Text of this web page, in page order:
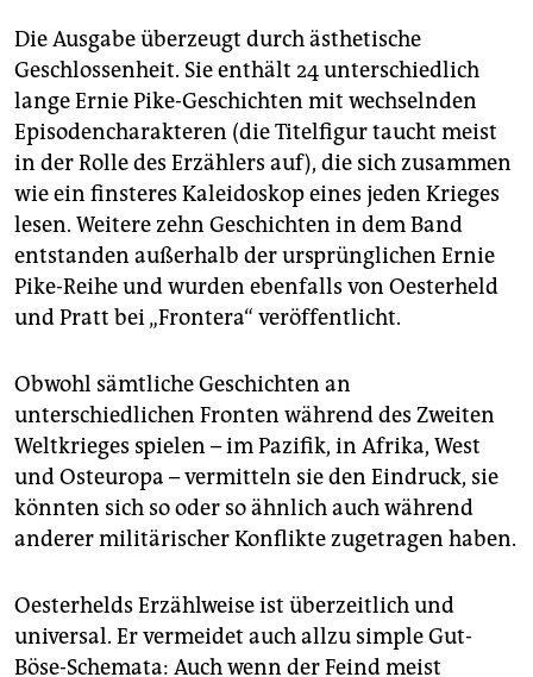
Die Ausgabe überzeugt durch ästhetische
Geschlossenheit. Sie enthält 24 unterschiedlich
lange Ernie Pike-Geschichten mit wechselnden
Episodencharakteren (die Titelfigur taucht meist
in der Rolle des Erzählers auf), die sich zusammen
wie ein finsteres Kaleidoskop eines jeden Krieges
lesen. Weitere zehn Geschichten in dem Band
entstanden außerhalb der ursprünglichen Ernie
Pike-Reihe und wurden ebenfalls von Oesterheld
und Pratt bei „Frontera“ veröffentlicht.
Obwohl sämtliche Geschichten an
unterschiedlichen Fronten während des Zweiten
Weltkrieges spielen – im Pazifik, in Afrika, West
und Osteuropa – vermitteln sie den Eindruck, sie
könnten sich so oder so ähnlich auch während
anderer militärischer Konflikte zugetragen haben.
Oesterhelds Erzählweise ist überzeitlich und
universal. Er vermeidet auch allzu simple Gut-
Böse-Schemata: Auch wenn der Feind meist